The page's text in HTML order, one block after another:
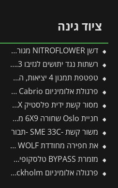
ציוד גינה
דשן NITROFLOWER מגורען 2.5 ק"ג FLOWER
רשתות נגד יתושים לגזיבו Martinique 3.6X5 / Milano 3X4.3 מבית Canopia
טפטפת תמנון 4 יציאות, השקייה מווסתת + טפטפת 8 ליטר לשעה
פרגולת אלומיניום Sierra Cabrio אפורה 3X4.3 נפתחת מבית פלרם – Canopia
מסור קשת ידית פלסטיק CT32EX -תבור
חניית Oslo שחורה 6X9 מבית פלרם – Canopia
משור קשת -SME 33C -תבור
את חפירה מחודדת AS-PD – WOLF
מזמרת BYPASS טלסקופית RR900T – WOLF
פרגולה אלומיניום Stockholm שקופה 3.4X9.5 עיצוב מודרני מבית Canopia